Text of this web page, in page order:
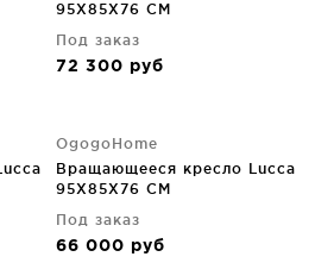
95X85X76 CM
Под заказ
72 300 руб
OgogoHome
Вращающееся кресло Lucca
95X85X76 CM
Под заказ
66 000 руб